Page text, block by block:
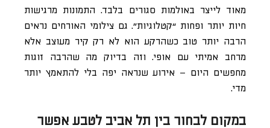
מאוד לייצר באולמות סגורים בלבד. התמונות מרגישות
חיות יותר ופחות “קטלוגיות”. גם צילומי האורחים נראים
הרבה יותר טוב כשהרקע הוא לא רק קיר מעוצב אלא
מרחב אמיתי עם אופי. וזה בדיוק מה שהרבה זוגות
מחפשים היום – אירוע שנראה יפה בלי להתאמץ יותר
מדי.
במקום לבחור בין תל אביב לטבע אפשר